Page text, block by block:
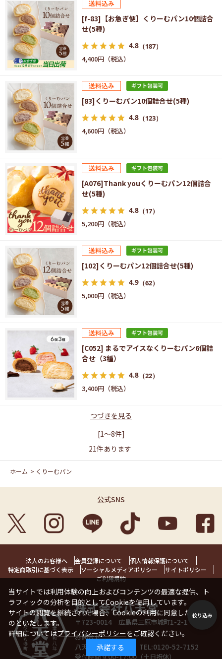
絞り込み
[f-83]【お急ぎ便】くりーむパン10個詰合
せ(5種)
4.8 （187）
4,400円
[83]くりーむパン10個詰合せ(5種)
4.8 （123）
4,600円
[A076]Thank youくりーむパン12個詰合
せ(5種)
4.8 （17）
5,200円
[102]くりーむパン12個詰合せ(5種)
4.9 （62）
5,000円
[C052] まるでアイスなくりーむパン6個詰
合せ（3種）
4.8 （22）
3,400円
つづきを見る
[1～8件]
21件あります
ホーム > くりーむパン
公式SNS
法人のお客様へ 会員登録について
個人情報保護について
特定商取引に基づく表示
ソーシャルメディアポリシー
サイトポリシー
ご利用規約
株式会社八天堂
〒723-0014 広島県三原市城町1-2-1 1階
お問合せ
八天堂お客様相談室 TEL:0120-52-7152
受付時間 9:00-17:00（土日祝休）
当サイトでは利用体験の向上およびコンテンツの最適な提供、ト
ラフィックの分析を目的としてCookieを使用しています。
サイトの閲覧を継続された場合、Cookieの利用に同意したことも
のといたします。
詳細についてはプライバシーポリシーをご確認ください。
承諾する